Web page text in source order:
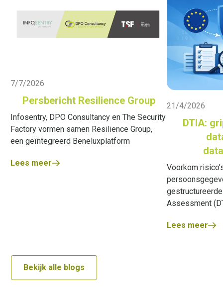
7/7/2026
Persbericht Resilience Group
Infosentry, DPO Consultancy en The Security
Factory vormen samen Resilience Group,
een geïntegreerd Beneluxplatform
Lees meer
21/4/2026
DTIA:
Voorkom
Assessment
Lees meer
Bekijk alle blogs